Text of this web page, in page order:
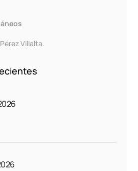
Villalta.